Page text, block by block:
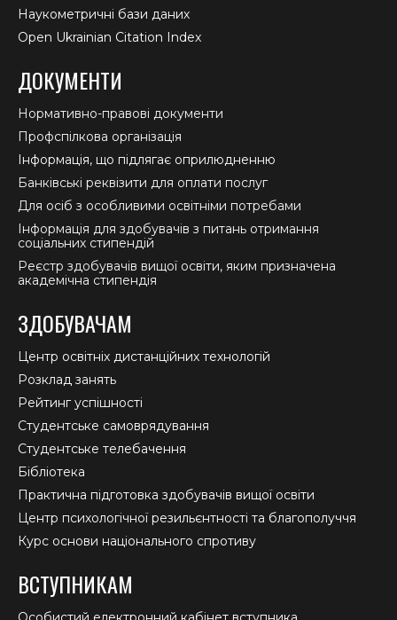
Наукометричні бази даних
Open Ukrainian Citation Index
ДОКУМЕНТИ
Нормативно-правові документи
Профспілкова організація
Інформація, що підлягає оприлюдненню
Банківські реквізити для оплати послуг
Для осіб з особливими освітніми потребами
Інформація для здобувачів з питань отримання
соціальних стипендій
Реєстр здобувачів вищої освіти, яким призначена
академічна стипендія
ЗДОБУВАЧАМ
Центр освітніх дистанційних технологій
Розклад занять
Рейтинг успішності
Студентське самоврядування
Студентське телебачення
Бібліотека
Практична підготовка здобувачів вищої освіти
Центр психологічної резильєнтності та благополуччя
Курс основи національного спротиву
ВСТУПНИКАМ